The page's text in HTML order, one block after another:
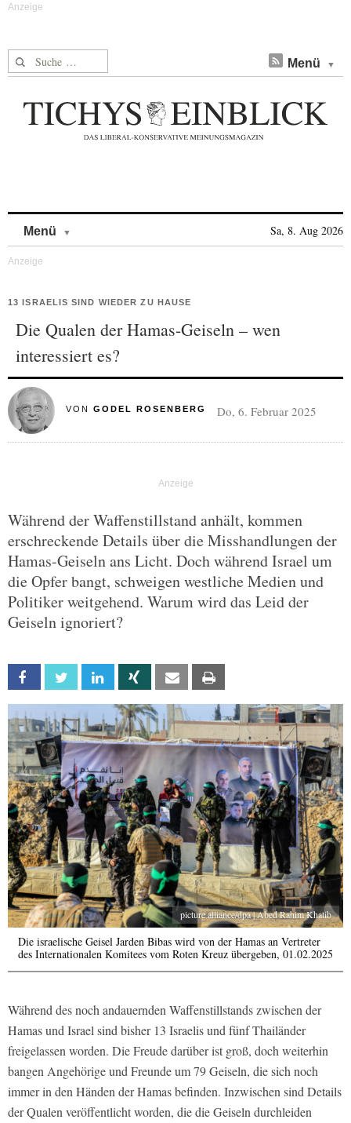
Suche nach: Menü
Menü Sa, 8. Aug 2026
13 ISRAELIS SIND WIEDER ZU HAUSE
Die Qualen der Hamas-Geiseln – wen
interessiert es?
VON GODEL ROSENBERG Do, 6. Februar 2025
Während der Waffenstillstand anhält, kommen
erschreckende Details über die Misshandlungen der
Hamas-Geiseln ans Licht. Doch während Israel um
die Opfer bangt, schweigen westliche Medien und
Politiker weitgehend. Warum wird das Leid der
Geiseln ignoriert?
Facebook Twitter Linkedin Xing Email
picture alliance/dpa | Abed Rahim Khatib
Die israelische Geisel Jarden Bibas wird von der Hamas an Vertreter
des Internationalen Komitees vom Roten Kreuz übergeben, 01.02.2025
Während des noch andauernden Waffenstillstands zwischen der
Hamas und Israel sind bisher 13 Israelis und fünf Thailänder
freigelassen worden. Die Freude darüber ist groß, doch weiterhin
bangen Angehörige und Freunde um 79 Geiseln, die sich noch
immer in den Händen der Hamas befinden. Inzwischen sind Details
der Qualen veröffentlicht worden, die die Geiseln durchleiden